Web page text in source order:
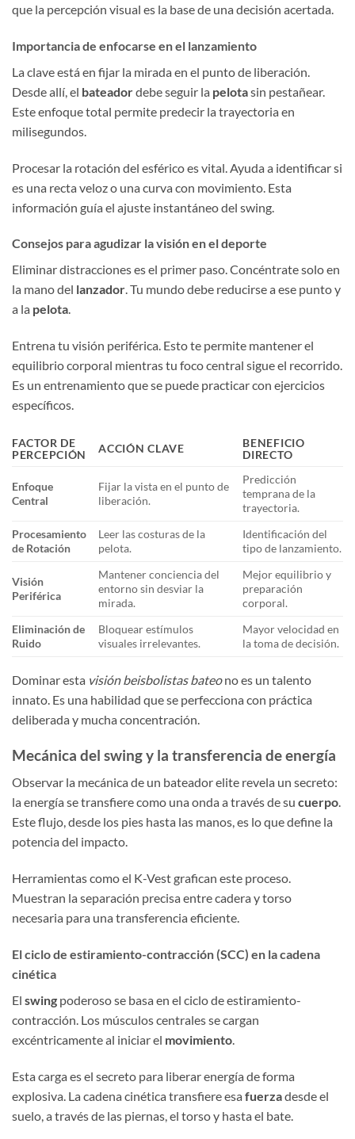
que la percepción visual es la base de una decisión acertada.
Importancia de enfocarse en el lanzamiento
La clave está en fijar la mirada en el punto de liberación.
Desde allí, el bateadordebe seguir la pelotasin pestañear.
Este enfoque total permite predecir la trayectoria en
milisegundos.
Procesar la rotación del esférico es vital. Ayuda a identificar si
es una recta veloz o una curva con movimiento. Esta
información guía el ajuste instantáneo del swing.
Consejos para agudizar la visión en el deporte
Eliminar distracciones es el primer paso. Concéntrate solo en
la mano del lanzador. Tu mundo debe reducirse a ese punto y
a la pelota.
Entrena tu visión periférica. Esto te permite mantener el
equilibrio corporal mientras tu foco central sigue el recorrido.
Es un entrenamiento que se puede practicar con ejercicios
específicos.
FACTOR DE
PERCEPCIÓN
ACCIÓN CLAVE
BENEFICIO
DIRECTO
Enfoque
Central
Fijar la vista en el punto de
liberación.
Predicción
temprana de la
trayectoria.
Procesamiento
de Rotación
Leer las costuras de la
pelota.
Identificación del
tipo de lanzamiento.
Visión
Periférica
Mantener conciencia del
entorno sin desviar la
mirada.
Mejor equilibrio y
preparación
corporal.
Eliminación de
Ruido
Bloquear estímulos
visuales irrelevantes.
Mayor velocidad en
la toma de decisión.
Dominar esta visión beisbolistas bateono es un talento
innato. Es una habilidad que se perfecciona con práctica
deliberada y mucha concentración.
Mecánica del swing y la transferencia de energía
Observar la mecánica de un bateador elite revela un secreto:
la energía se transfiere como una onda a través de su cuerpo.
Este flujo, desde los pies hasta las manos, es lo que define la
potencia del impacto.
Herramientas como el K-Vest grafican este proceso.
Muestran la separación precisa entre cadera y torso
necesaria para una transferencia eficiente.
El ciclo de estiramiento-contracción (SCC) en la cadena
cinética
El swing poderoso se basa en el ciclo de estiramiento-
contracción. Los músculos centrales se cargan
excéntricamente al iniciar el movimiento.
Esta carga es el secreto para liberar energía de forma
explosiva. La cadena cinética transfiere esa fuerzadesde el
suelo, a través de las piernas, el torso y hasta el bate.